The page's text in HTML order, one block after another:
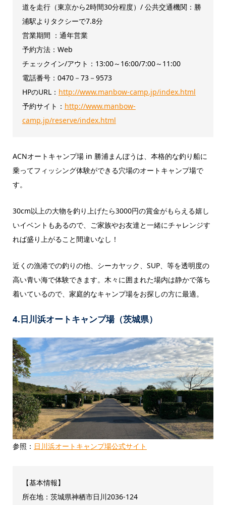
道を走行（東京から2時間30分程度）/ 公共交通機関：勝
浦駅よりタクシーで7.8分
営業期間 ：通年営業
予約方法：Web
チェックイン/アウト：13:00～16:00/7:00～11:00
電話番号：0470－73－9573
HPのURL： http://www.manbow-camp.jp/index.html
予約サイト： http://www.manbow-
camp.jp/reserve/index.html
ACNオートキャンプ場 in 勝浦まんぼうは、本格的な釣り船に
乗ってフィッシング体験ができる穴場のオートキャンプ場で
す。
30cm以上の大物を釣り上げたら3000円の賞金がもらえる嬉し
いイベントもあるので、ご家族やお友達と一緒にチャレンジす
れば盛り上がること間違いなし！
近くの漁港での釣りの他、シーカヤック、SUP、等を透明度の
高い青い海で体験できます。木々に囲まれた場内は静かで落ち
着いているので、家庭的なキャンプ場をお探しの方に最適。
4.日川浜オートキャンプ場（茨城県）
参照： 日川浜オートキャンプ場公式サイト
【基本情報】
所在地：茨城県神栖市日川2036-124